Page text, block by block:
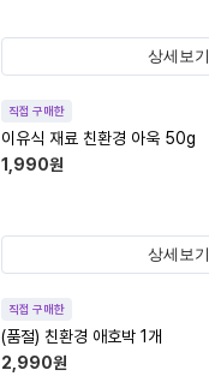
상세보기
직접 구매한
이유식 재료 친환경 아욱 50g
1,990원
상세보기
직접 구매한
(품절) 친환경 애호박 1개
2,990원